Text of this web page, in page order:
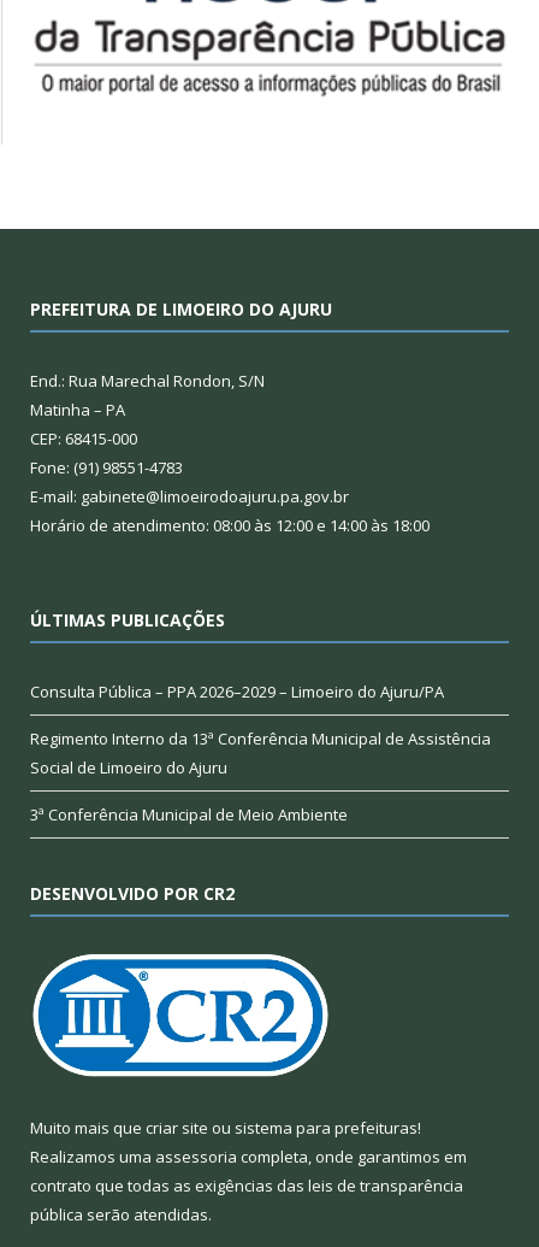
PREFEITURA DE LIMOEIRO DO AJURU
End.: Rua Marechal Rondon, S/N
Matinha – PA
CEP: 68415-000
Fone: (91) 98551-4783
E-mail: gabinete@limoeirodoajuru.pa.gov.br
Horário de atendimento: 08:00 às 12:00 e 14:00 às 18:00
ÚLTIMAS PUBLICAÇÕES
Consulta Pública – PPA 2026–2029 – Limoeiro do Ajuru/PA
Regimento Interno da 13ª Conferência Municipal de Assistência
Social de Limoeiro do Ajuru
3ª Conferência Municipal de Meio Ambiente
DESENVOLVIDO POR CR2
Muito mais que criar site ou sistema para prefeituras!
Realizamos uma assessoria completa, onde garantimos em
contrato que todas as exigências das leis de transparência
pública serão atendidas.